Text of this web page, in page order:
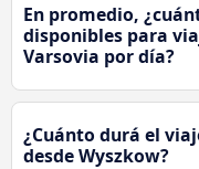
En promedio,
disponibles para
Varsovia por día?
¿Cuánto durá el
desde Wyszkow?